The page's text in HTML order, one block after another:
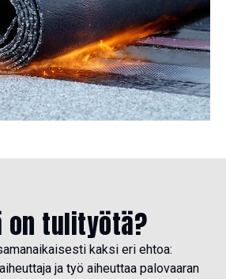
on tulityötä?
kaksi eri ehtoa:
ja työ aiheuttaa palovaaran